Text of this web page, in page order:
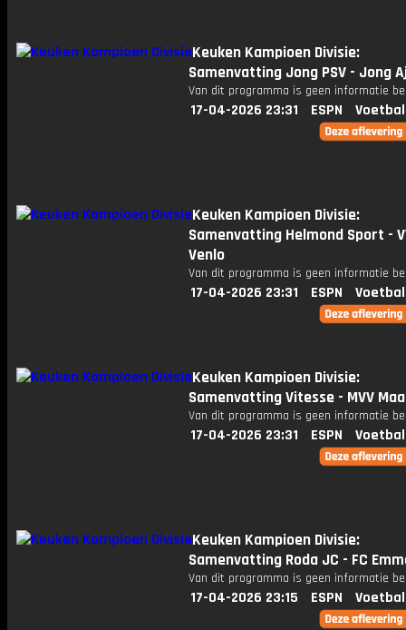
Keuken Kampioen Divisie:
Samenvatting Jong PSV - Jong
Van dit programma is geen informatie
17-04-2026 23:31 ESPN
Keuken Kampioen Divisie:
Samenvatting Helmond Sport -
Venlo
Van dit programma is geen informatie
17-04-2026 23:31 ESPN
Keuken Kampioen Divisie:
Samenvatting Vitesse - MVV
Van dit programma is geen informatie
17-04-2026 23:31 ESPN
Keuken Kampioen Divisie:
Samenvatting Roda JC - FC
Van dit programma is geen informatie
17-04-2026 23:15 ESPN